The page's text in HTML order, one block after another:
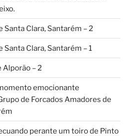
Clara, Santarém – 2
Clara, Santarém – 1
Alporão – 2
emocionante
de Forcados Amadores de
perante um toiro de Pinto